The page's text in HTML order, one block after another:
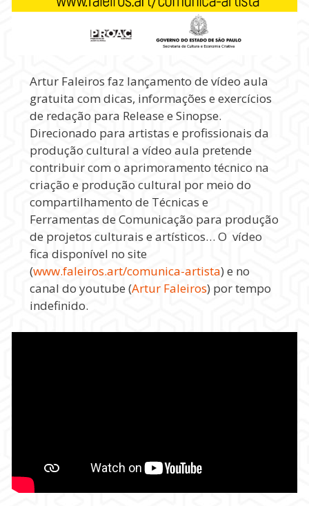
Artur Faleiros faz lançamento de vídeo aula
gratuita com dicas, informações e exercícios
de redação para Release e Sinopse.
Direcionado para artistas e profissionais da
produção cultural a vídeo aula pretende
contribuir com o aprimoramento técnico na
criação e produção cultural por meio do
compartilhamento de Técnicas e
Ferramentas de Comunicação para produção
de projetos culturais e artísticos… O vídeo
fica disponível no site
(www.faleiros.art/comunica-artista) e no
canal do youtube (Artur Faleiros) por tempo
indefinido.